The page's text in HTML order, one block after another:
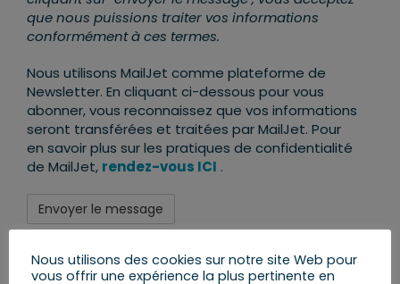
que nous puissions traiter vos informations
conformément à ces termes.
Nous utilisons MailJet comme plateforme de
Newsletter. En cliquant ci-dessous pour vous
abonner, vous reconnaissez que vos informations
seront transférées et traitées par MailJet. Pour
en savoir plus sur les pratiques de confidentialité
de MailJet, rendez-vous ICI .
Nous utilisons des cookies sur notre site Web pour
vous offrir une expérience la plus pertinente en